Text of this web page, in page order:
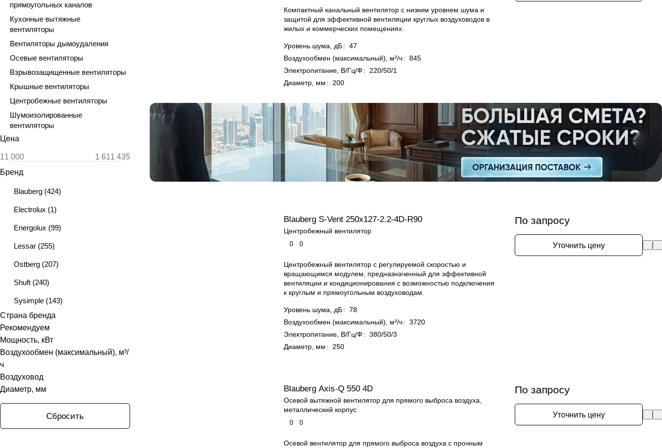
Компактный канальный вентилятор с низким уровнем шума и
защитой для эффективной вентиляции круглых воздуховодов в
жилых и коммерческих помещениях.
Уровень шума, дБ: 47
Воздухообмен (максимальный), м³/ч: 845
Электропитание, В/Гц/Ф :
220/50/1
Диаметр, мм : 200
Blauberg S-Vent 250x127-2.2-4D-R90
Центробежный вентилятор
0 0
Центробежный вентилятор с регулируемой скоростью и
вращающимся модулем, предназначенный для эффективной
вентиляции и кондиционирования с возможностью подключения
к круглым и прямоугольным воздуховодам.
Уровень шума, дБ: 78
Воздухообмен (максимальный), м³/ч: 3720
Электропитание, В/Гц/Ф : 380/50/3
Диаметр, мм : 250
По запросу
Уточнить цену
Blauberg Axis-Q 550 4D
Осевой вытяжной вентилятор для прямого выброса воздуха,
металлический корпус
0 0
Осевой вентилятор для прямого выброса воздуха с прочным
По запросу
Уточнить цену
прямоугольных каналов
Кухонные вытяжные
вентиляторы
Вентиляторы дымоудаления
Осевые вентиляторы
Взрывозащищенные вентиляторы
Крышные вентиляторы
Центробежные вентиляторы
Шумоизолированные
вентиляторы
Цена
Бренд
Blauberg (424)
Electrolux (1)
Energolux (99)
Lessar (255)
Ostberg (207)
Shuft (240)
Sysimple (143)
Systemair(33
Zilon(71 )
Страна бренда
Рекомендуем
Мощность, кВт
Воздухообмен (максимальный), м³/
ч
Воздуховод
Диаметр, мм
Сбросить